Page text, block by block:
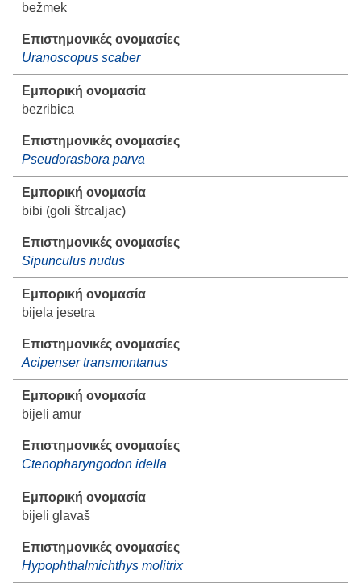
bežmek
Uranoscopus scaber
bezribica
Pseudorasbora parva
bibi (goli štrcaljac)
Sipunculus nudus
bijela jesetra
Acipenser transmontanus
bijeli amur
Ctenopharyngodon idella
bijeli glavaš
Hypophthalmichthys molitrix